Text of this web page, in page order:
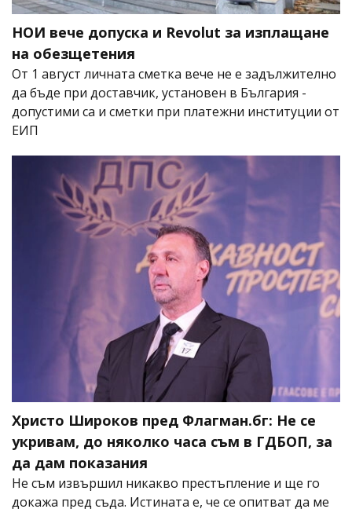
НОИ вече допуска и Revolut за изплащане
на обезщетения
От 1 август личната сметка вече не е задължително
да бъде при доставчик, установен в България -
допустими са и сметки при платежни институции от
ЕИП
Христо Широков пред Флагман.бг: Не се
укривам, до няколко часа съм в ГДБОП, за
да дам показания
Не съм извършил никакво престъпление и ще го
докажа пред съда. Истината е, че се опитват да ме